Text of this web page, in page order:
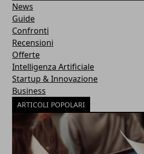
News
Guide
Confronti
Recensioni
Offerte
Intelligenza Artificiale
Startup & Innovazione
Business
ARTICOLI POPOLARI